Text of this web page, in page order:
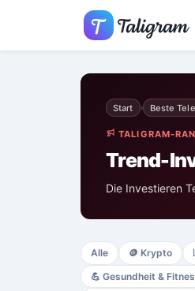
Start › Beste
TALIGRAM-
Trend-
Die Investieren
Alle 🪙 Krypto
💪 Gesundheit &